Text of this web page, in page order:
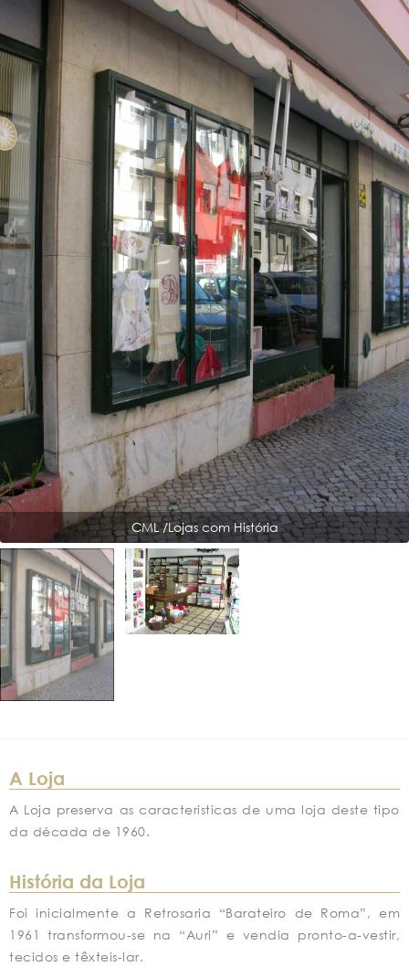
CML /Lojas com História
A Loja
A Loja preserva as caracteristicas de uma loja deste tipo
da década de 1960.
História da Loja
Foi inicialmente a Retrosaria “Barateiro de Roma”, em
1961 transformou-se na “Auri” e vendia pronto-a-vestir,
tecidos e têxteis-lar.